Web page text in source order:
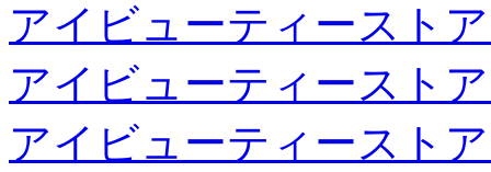
アイビューティースト
アイビューティースト
アイビューティースト